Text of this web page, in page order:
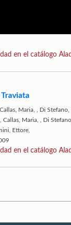
en el catálogo
Traviata
Callas, Maria, Di Stefano,
,Callas, Maria,
Di Stefano,
Ettore,
en el catálogo